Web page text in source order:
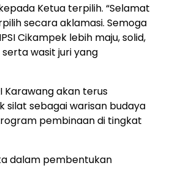
Ketua terpilih. “Selamat
secara aklamasi. Semoga
Cikampek lebih maju, solid,
wasit juri yang
Karawang akan terus
silat sebagai warisan budaya
pembinaan di tingkat
dalam pembentukan